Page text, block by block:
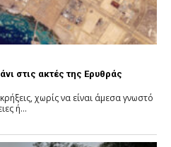
στις ακτές της Ερυθράς
χωρίς να είναι άμεσα γνωστό
ή...